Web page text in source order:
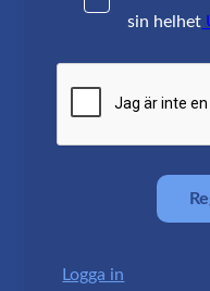
sin helhet
Logga in